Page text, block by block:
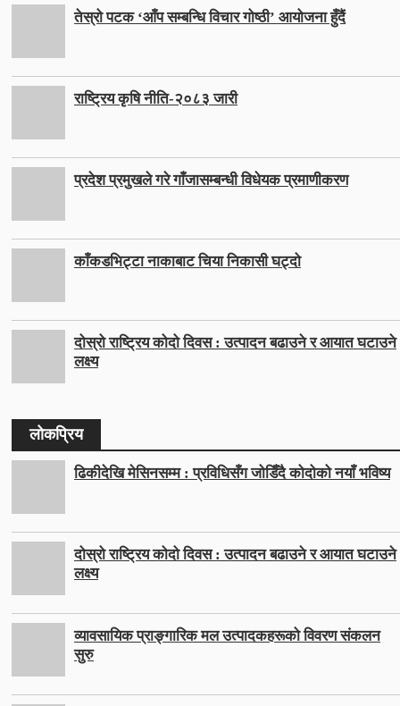
तेस्रो पटक ‘आँप सम्बन्धि विचार गोष्ठी’ आयोजना हुँदैं
राष्ट्रिय कृषि नीति-२०८३ जारी
प्रदेश प्रमुखले गरे गाँजासम्बन्धी विधेयक प्रमाणीकरण
काँकडभिट्टा नाकाबाट चिया निकासी घट्दो
दोस्रो राष्ट्रिय कोदो दिवस : उत्पादन बढाउने र आयात घटाउने
लक्ष्य
लोकप्रिय
ढिकीदेखि मेसिनसम्म : प्रविधिसँग जोडिँदै कोदोको नयाँ भविष्य
दोस्रो राष्ट्रिय कोदो दिवस : उत्पादन बढाउने र आयात घटाउने
लक्ष्य
व्यावसायिक प्राङ्गारिक मल उत्पादकहरूको विवरण संकलन
सुरु